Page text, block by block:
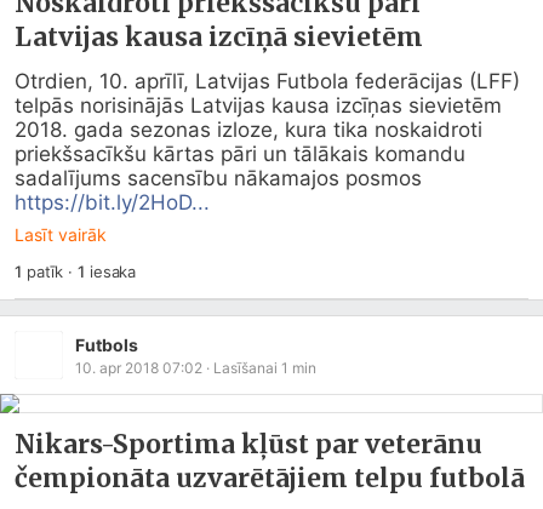
Latvijas kausa izcīņā sievietēm
Otrdien, 10. aprīlī, Latvijas Futbola federācijas (LFF)
telpās norisinājās Latvijas kausa izcīņas sievietēm
2018. gada sezonas izloze, kura tika noskaidroti
priekšsacīkšu kārtas pāri un tālākais komandu
https://bit.ly/2HoD...
Lasīt vairāk
1 patīk ·1 iesaka
Futbols
10. apr 2018 07:02 · Lasīšanai 1 min
Nikars-Sportima kļūst par veterānu
čempionāta uzvarētājiem telpu futbolā